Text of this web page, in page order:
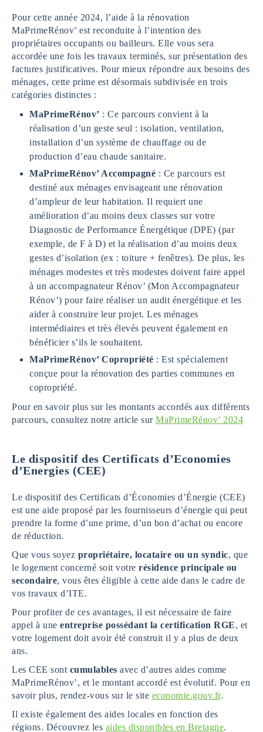
Pour cette année 2024, l’aide à la rénovation
MaPrimeRénov’ est reconduite à l’intention des
propriétaires occupants ou bailleurs. Elle vous sera
accordée une fois les travaux terminés, sur présentation des
factures justificatives. Pour mieux répondre aux besoins des
ménages, cette prime est désormais subdivisée en trois
catégories distinctes :
MaPrimeRénov’ : Ce parcours convient à la
réalisation d’un geste seul : isolation, ventilation,
installation d’un système de chauffage ou de
production d’eau chaude sanitaire.
MaPrimeRénov’ Accompagné : Ce parcours est
destiné aux ménages envisageant une rénovation
d’ampleur de leur habitation. Il requiert une
amélioration d’au moins deux classes sur votre
Diagnostic de Performance Énergétique (DPE) (par
exemple, de F à D) et la réalisation d’au moins deux
gestes d’isolation (ex : toiture + fenêtres). De plus, les
ménages modestes et très modestes doivent faire appel
à un accompagnateur Rénov’ (Mon Accompagnateur
Rénov’) pour faire réaliser un audit énergétique et les
aider à construire leur projet. Les ménages
intermédiaires et très élevés peuvent également en
bénéficier s’ils le souhaitent.
MaPrimeRénov’ Copropriété : Est spécialement
conçue pour la rénovation des parties communes en
copropriété.
Pour en savoir plus sur les montants accordés aux différents
parcours, consultez notre article sur MaPrimeRénov’ 2024
Le dispositif des Certificats d’Economies
d’Energies (CEE)
Le dispositif des Certificats d’Économies d’Énergie (CEE)
est une aide proposé par les fournisseurs d’énergie qui peut
prendre la forme d’une prime, d’un bon d’achat ou encore
de réduction.
Que vous soyez propriétaire, locataire ou un syndic, que
le logement concerné soit votre résidence principale ou
secondaire, vous êtes éligible à cette aide dans le cadre de
vos travaux d’ITE.
Pour profiter de ces avantages, il est nécessaire de faire
appel à une entreprise possédant la certification RGE, et
votre logement doit avoir été construit il y a plus de deux
ans.
Les CEE sont cumulables avec d’autres aides comme
MaPrimeRénov’, et le montant accordé est évolutif. Pour en
savoir plus, rendez-vous sur le site economie.gouv.fr.
Il existe également des aides locales en fonction des
régions. Découvrez les aides disponibles en Bretagne.